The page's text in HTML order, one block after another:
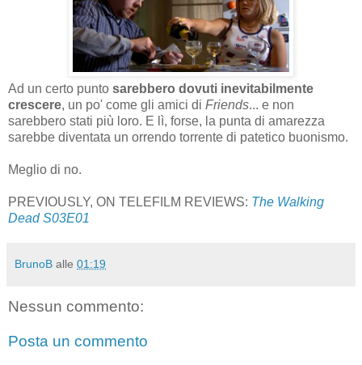
Ad un certo punto sarebbero dovuti inevitabilmente
crescere, un po' come gli amici di Friends... e non
sarebbero stati più loro. E lì, forse, la punta di amarezza
sarebbe diventata un orrendo torrente di patetico buonismo.
Meglio di no.
PREVIOUSLY, ON TELEFILM REVIEWS: The Walking
Dead S03E01
BrunoB alle 01:19
Nessun commento:
Posta un commento